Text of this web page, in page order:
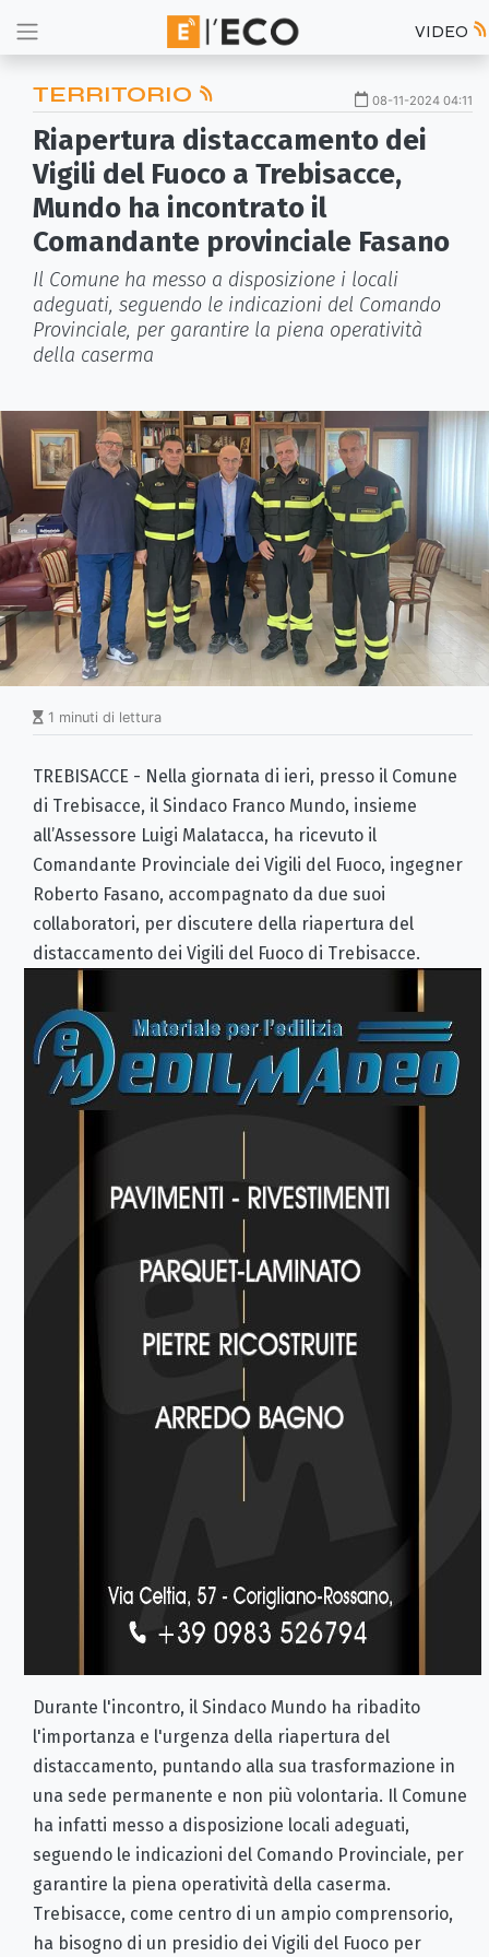
VIDEO
TERRITORIO 08-11-2024 04:11
Riapertura distaccamento dei
Vigili del Fuoco a Trebisacce,
Mundo ha incontrato il
Comandante provinciale Fasano
Il Comune ha messo a disposizione i locali
adeguati, seguendo le indicazioni del Comando
Provinciale, per garantire la piena operatività
della caserma
1 minuti di lettura
TREBISACCE - Nella giornata di ieri, presso il Comune
di Trebisacce, il Sindaco Franco Mundo, insieme
all’Assessore Luigi Malatacca, ha ricevuto il
Comandante Provinciale dei Vigili del Fuoco, ingegner
Roberto Fasano, accompagnato da due suoi
collaboratori, per discutere della riapertura del
distaccamento dei Vigili del Fuoco di Trebisacce.
Durante l'incontro, il Sindaco Mundo ha ribadito
l'importanza e l'urgenza della riapertura del
distaccamento, puntando alla sua trasformazione in
una sede permanente e non più volontaria. Il Comune
ha infatti messo a disposizione locali adeguati,
seguendo le indicazioni del Comando Provinciale, per
garantire la piena operatività della caserma.
Trebisacce, come centro di un ampio comprensorio,
ha bisogno di un presidio dei Vigili del Fuoco per